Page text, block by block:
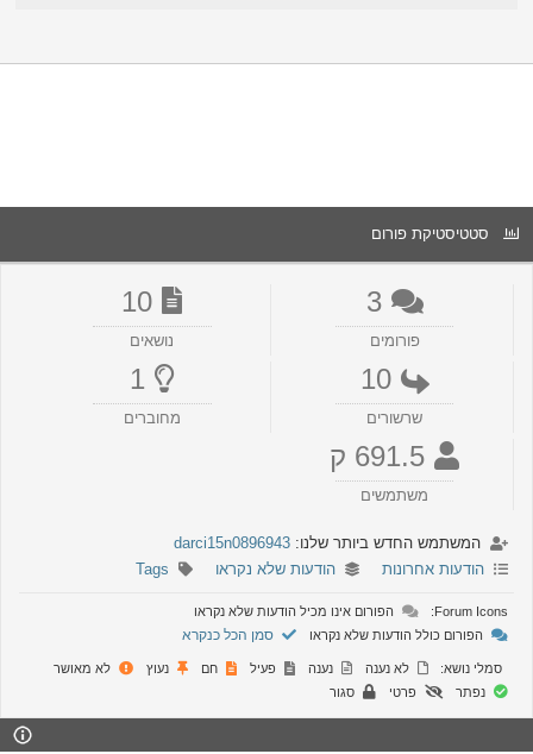
סטטיסטיקת פורום
3
פורומים
10
נושאים
10
שרשורים
1
מחוברים
691.5 ק
משתמשים
המשתמש החדש ביותר שלנו: darci15n0896943
הודעות אחרונות
הודעות שלא נקראו Tags
Forum Icons:
הפורום אינו מכיל הודעות שלא נקראו
הפורום כולל הודעות שלא נקראו
סמן הכל כנקרא
סמלי נושא: לא נענה נענה פעיל חם נעוץ
לא מאושר
נפתר
פרטי סגור